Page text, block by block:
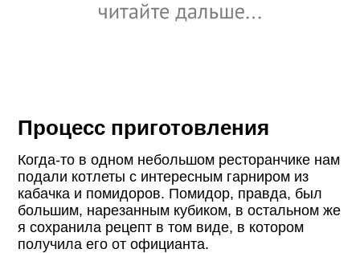
Процесс приготовления
Когда-то в одном небольшом ресторанчике нам
подали котлеты с интересным гарниром из
кабачка и помидоров. Помидор, правда, был
большим, нарезанным кубиком, в остальном же
я сохранила рецепт в том виде, в котором
получила его от официанта.